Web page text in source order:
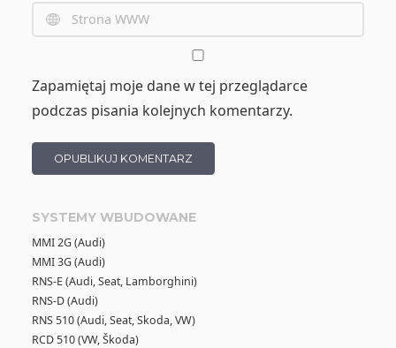
Zapamiętaj moje dane w tej przeglądarce
podczas pisania kolejnych komentarzy.
SYSTEMY WBUDOWANE
MMI 2G (Audi)
MMI 3G (Audi)
RNS-E (Audi, Seat, Lamborghini)
RNS-D (Audi)
RNS 510 (Audi, Seat, Skoda, VW)
RCD 510 (VW, Škoda)